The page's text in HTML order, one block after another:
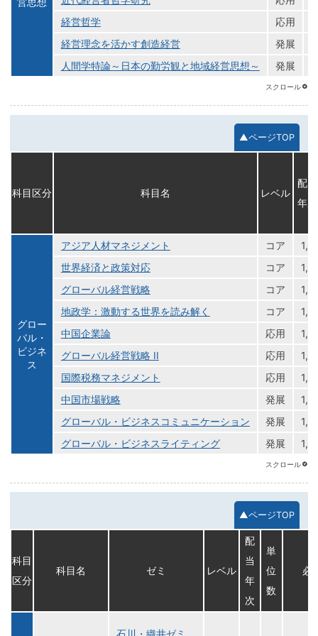
経営哲学
応用
経営理念を活かす創造経営
発展
人間学特論～日本の勤労観と地域経営思想～
発展
▲ページTOP
科目区分 科目名 レベル
配当
年次
グロー
バル・
ビジネ
ス
アジア人材マネジメント コア
1,2
世界経済と政策対応
コア
1,2
グローバル経営戦略
コア
1,2
地政学：激動する世界を読み解く
コア
1,2
中国企業論
応用
1,2
グローバル経営戦略 II
応用
1,2
国際税務マネジメント
応用
1,2
中国市場戦略
発展
1,2
グローバル・ビジネスコミュニケーション
発展
1,2
グローバル・ビジネスライティング
発展 1,2
▲ページTOP
科目
区分
科目名 ゼミ レベル
配
当
年
次
単
位
数
必
石川・織井ゼミ